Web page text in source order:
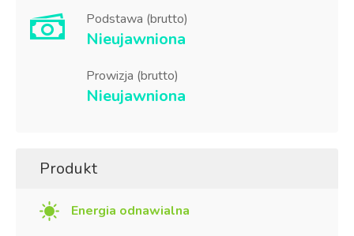
Podstawa (brutto)
Nieujawniona
Prowizja (brutto)
Nieujawniona
Produkt
Energia odnawialna